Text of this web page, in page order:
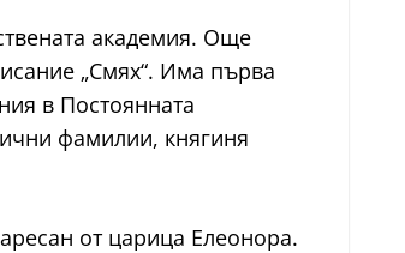
академия. Още
„Смях“. Има първа
в Постоянната
фамилии, княгиня
от царица Елеонора.